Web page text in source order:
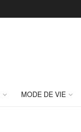
MODE DE VIE